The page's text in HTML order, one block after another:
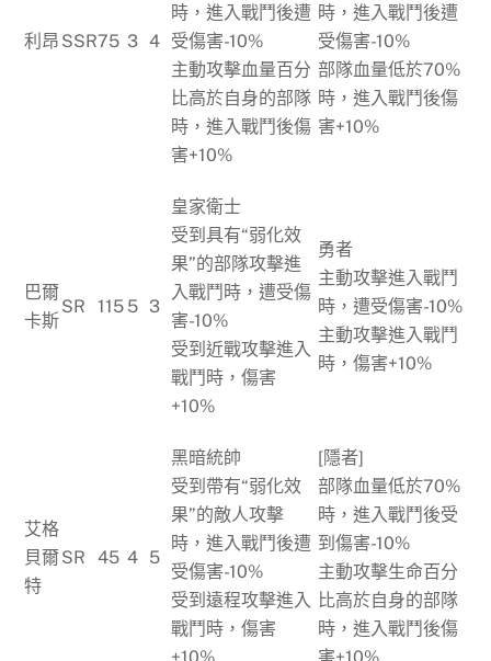
利昂 SSR75 3 4
時，進入戰鬥後遭
受傷害-10%
主動攻擊血量百分
比高於自身的部隊
時，進入戰鬥後傷
害+10%
時，進入戰鬥後遭
受傷害-10%
部隊血量低於70%
時，進入戰鬥後傷
害+10%
巴爾
卡斯
SR 115 5 3
皇家衛士
受到具有“弱化效
果”的部隊攻擊進
入戰鬥時，遭受傷
害-10%
受到近戰攻擊進入
戰鬥時，傷害
+10%
勇者
主動攻擊進入戰鬥
時，遭受傷害-10%
主動攻擊進入戰鬥
時，傷害+10%
艾格
貝爾
特
SR 45 4 5
黑暗統帥
受到帶有“弱化效
果”的敵人攻擊
時，進入戰鬥後遭
受傷害-10%
受到遠程攻擊進入
戰鬥時，傷害
[隱者]
部隊血量低於70%
時，進入戰鬥後受
到傷害-10%
主動攻擊生命百分
比高於自身的部隊
時，進入戰鬥後傷